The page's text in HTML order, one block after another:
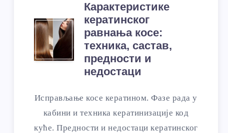
Карактеристике
кератинског
равнања косе:
техника, састав,
предности и
недостаци
Исправљање косе кератином. Фазе рада у
кабини и техника кератинизације код
куће. Предности и недостаци кератинског